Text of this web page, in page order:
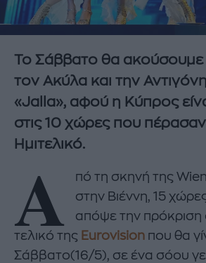
Το Σάββατο θα
τον Ακύλα και την
«Jalla», αφού η Κύπρος
στις 10 χώρες που
Ημιτελικό.
Α
πό τη σκηνή της
στην Βιέννη, 15
απόψε την πρόκριση
τελικό της Eurovision που θα
Σάββατο(16/5), σε ένα σόου